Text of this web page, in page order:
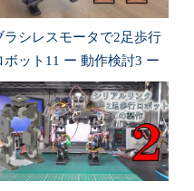
ラシレスモータで2足歩行
ボット11 ー 動作検討3 ー